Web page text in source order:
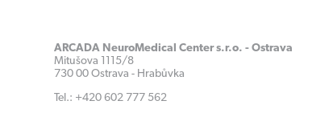
ARCADA NeuroMedical Center s.r.o. - Ostrava
Mitušova 1115/8
730 00 Ostrava - Hrabůvka
Tel.: +420 602 777 562